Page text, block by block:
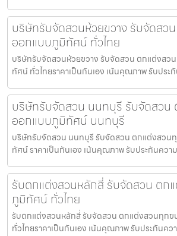
บริษัทรับจัดสวนห้วยขวาง รับจัดสว
ออกแบบภูมิทัศน์ ทั่วไทย
บริษัทรับจัดสวนห้วยขวาง รับจัดสวน ตกแต่งสว
ทัศน์ ทั่วไทยราคาเป็นกันเอง เน้นคุณภาพ รับประ
บริษัทรับจัดสวน นนทบุรี รับจัดสวน
ออกแบบภูมิทัศน์ นนทบุรี
บริษัทรับจัดสวน นนทบุรี รับจัดสวน ตกแต่งสวน
ทัศน์ ราคาเป็นกันเอง เน้นคุณภาพ รับประกันคว
รับตกแต่งสวนหลักสี่ รับจัดสวน ตก
ภูมิทัศน์ ทั่วไทย
รับตกแต่งสวนหลักสี่ รับจัดสวน ตกแต่งสวนทุก
ทั่วไทยราคาเป็นกันเอง เน้นคุณภาพ รับประกันคว